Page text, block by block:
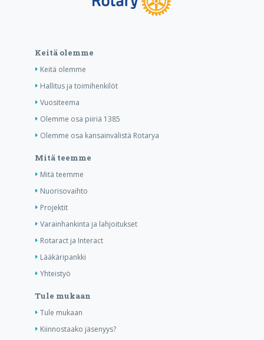
Keitä olemme
Keitä olemme
Hallitus ja toimihenkilöt
Vuositeema
Olemme osa piiriä 1385
Olemme osa kansainvälistä Rotarya
Mitä teemme
Mitä teemme
Nuorisovaihto
Projektit
Varainhankinta ja lahjoitukset
Rotaract ja Interact
Lääkäripankki
Yhteistyö
Tule mukaan
Tule mukaan
Kiinnostaako jäsenyys?